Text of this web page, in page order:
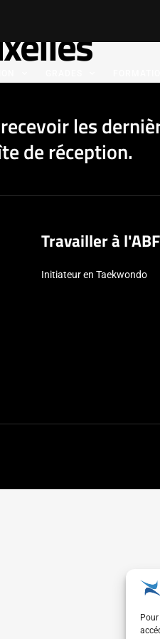
les
de réception.
Travailler à
Initiateur en Taekwondo